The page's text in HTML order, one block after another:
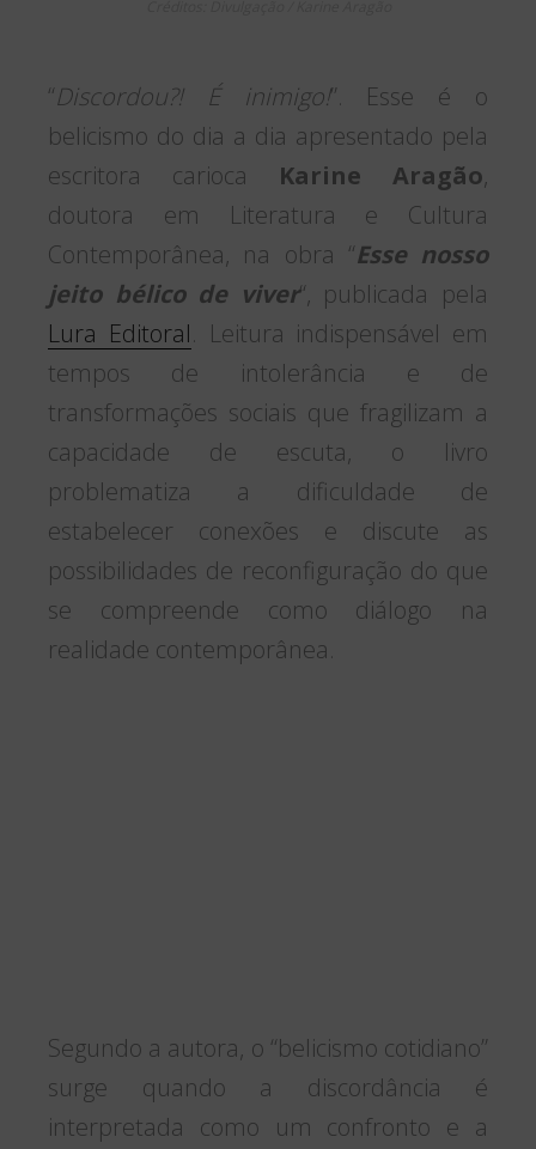
“Discordou?! É inimigo!”. Esse é o
belicismo do dia a dia apresentado pela
escritora carioca Karine Aragão,
doutora em Literatura e Cultura
Contemporânea, na obra “Esse nosso
jeito bélico de viver“, publicada pela
Lura Editoral. Leitura indispensável em
tempos de intolerância e de
transformações sociais que fragilizam a
capacidade de escuta, o livro
problematiza a dificuldade de
estabelecer conexões e discute as
possibilidades de reconfiguração do que
se compreende como diálogo na
realidade contemporânea.
Segundo a autora, o “belicismo cotidiano”
surge quando a discordância é
interpretada como um confronto e a